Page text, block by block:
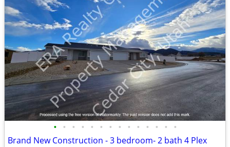
• • • • • • • • • • • • • •
Brand New Construction - 3 bedroom- 2 bath 4 Plex